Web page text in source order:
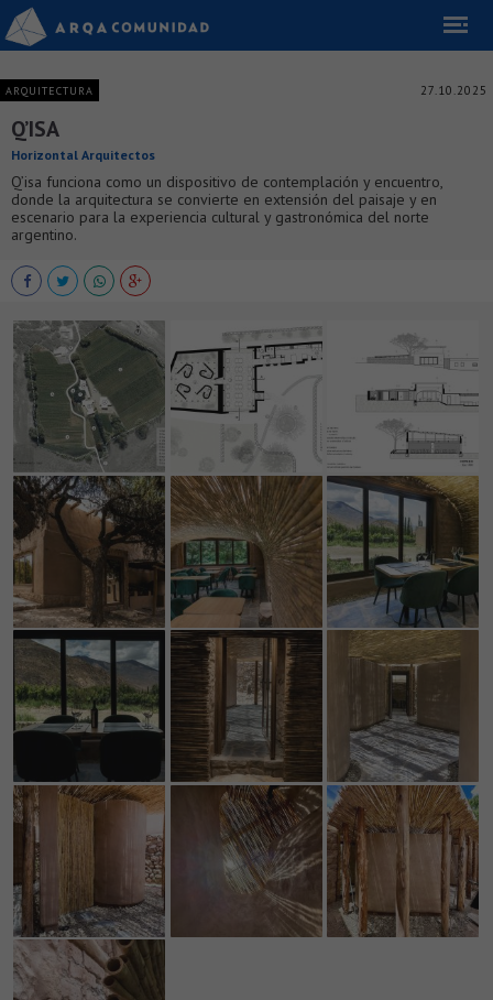
ARQUITECTURA 27.10.2025
Q’ISA
Horizontal Arquitectos
Q’isa funciona como un dispositivo de contemplación y encuentro,
donde la arquitectura se convierte en extensión del paisaje y en
escenario para la experiencia cultural y gastronómica del norte
argentino.